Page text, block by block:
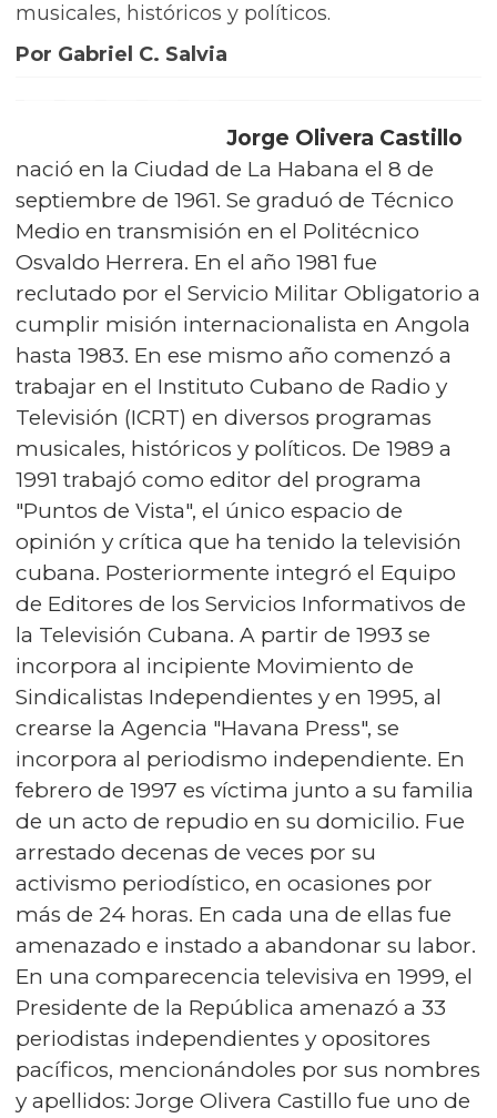
musicales, históricos y políticos.
Por Gabriel C. Salvia
Jorge Olivera Castillo
nació en la Ciudad de La Habana el 8 de
septiembre de 1961. Se graduó de Técnico
Medio en transmisión en el Politécnico
Osvaldo Herrera. En el año 1981 fue
reclutado por el Servicio Militar Obligatorio a
cumplir misión internacionalista en Angola
hasta 1983. En ese mismo año comenzó a
trabajar en el Instituto Cubano de Radio y
Televisión (ICRT) en diversos programas
musicales, históricos y políticos. De 1989 a
1991 trabajó como editor del programa
"Puntos de Vista", el único espacio de
opinión y crítica que ha tenido la televisión
cubana. Posteriormente integró el Equipo
de Editores de los Servicios Informativos de
la Televisión Cubana. A partir de 1993 se
incorpora al incipiente Movimiento de
Sindicalistas Independientes y en 1995, al
crearse la Agencia "Havana Press", se
incorpora al periodismo independiente. En
febrero de 1997 es víctima junto a su familia
de un acto de repudio en su domicilio. Fue
arrestado decenas de veces por su
activismo periodístico, en ocasiones por
más de 24 horas. En cada una de ellas fue
amenazado e instado a abandonar su labor.
En una comparecencia televisiva en 1999, el
Presidente de la República amenazó a 33
periodistas independientes y opositores
pacíficos, mencionándoles por sus nombres
y apellidos: Jorge Olivera Castillo fue uno de